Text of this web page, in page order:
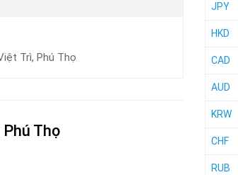
Trì, Phú Thọ
Thọ
JPY
HKD
CAD
AUD
KRW
CHF
RUB